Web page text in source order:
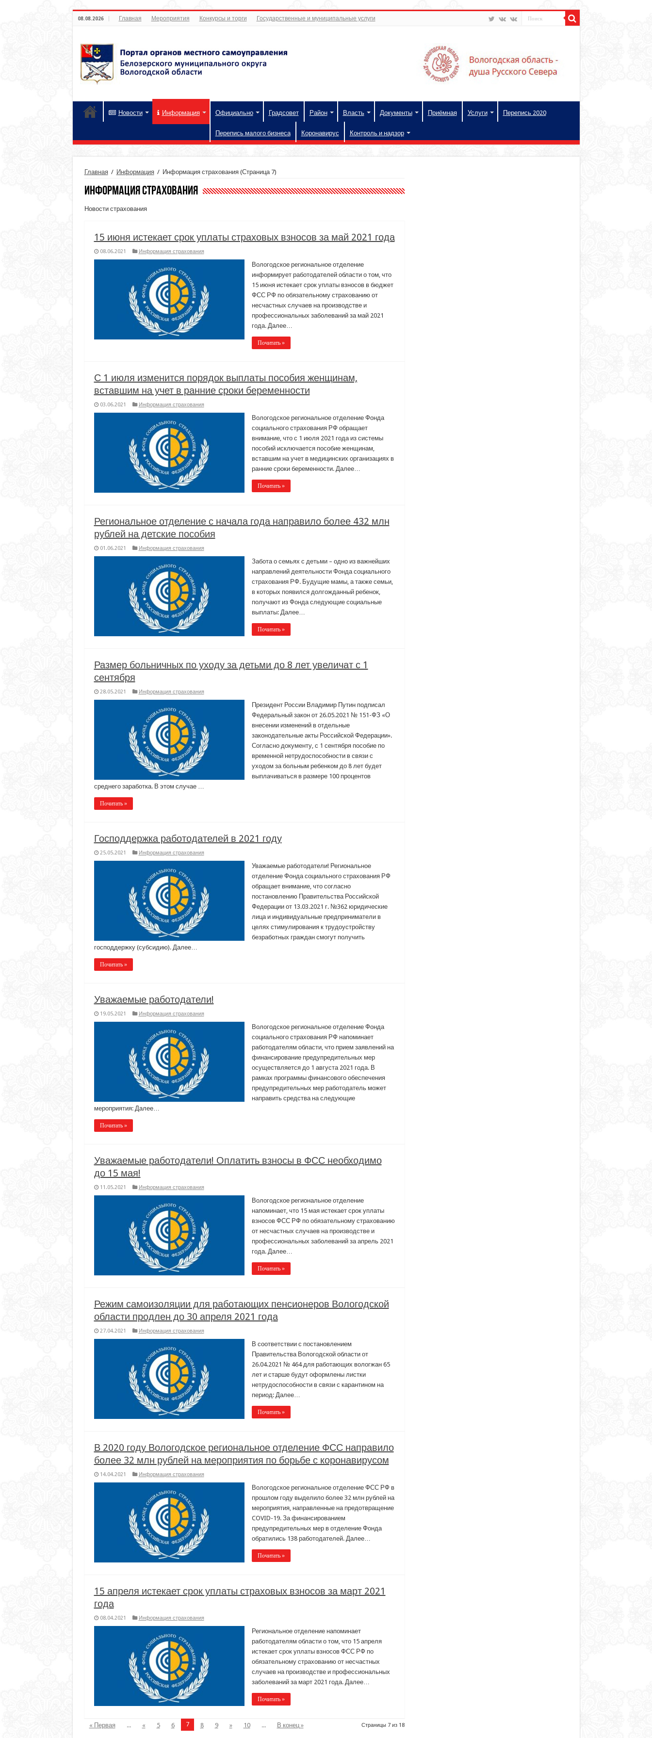
08.08.2026 Главная Мероприятия Конкурсы и торги Государственные и муниципальные услуги
Новости Информация Официально Градсовет Район Власть Документы Приёмная Услуги Перепись 2020
Перепись малого бизнеса Коронавирус Контроль и надзор
Главная / Информация / Информация страхования(Страница 7)
Информация страхования
Новости страхования
15 июня истекает срок уплаты страховых взносов за май 2021 года
08.06.2021 Информация страхования
Вологодское региональное отделение
информирует работодателей области о том, что
15 июня истекает срок уплаты взносов в бюджет
ФСС РФ по обязательному страхованию от
несчастных случаев на производстве и
профессиональных заболеваний за май 2021
года. Далее…
Почитать »
С 1 июля изменится порядок выплаты пособия женщинам,
вставшим на учет в ранние сроки беременности
03.06.2021 Информация страхования
Вологодское региональное отделение Фонда
социального страхования РФ обращает
внимание, что с 1 июля 2021 года из системы
пособий исключается пособие женщинам,
вставшим на учет в медицинских организациях в
ранние сроки беременности. Далее…
Почитать »
Региональное отделение с начала года направило более 432 млн
рублей на детские пособия
01.06.2021 Информация страхования
Забота о семьях с детьми – одно из важнейших
направлений деятельности Фонда социального
страхования РФ. Будущие мамы, а также семьи,
в которых появился долгожданный ребенок,
получают из Фонда следующие социальные
выплаты: Далее…
Почитать »
Размер больничных по уходу за детьми до 8 лет увеличат с 1
сентября
28.05.2021 Информация страхования
Президент России Владимир Путин подписал
Федеральный закон от 26.05.2021 № 151-ФЗ «О
внесении изменений в отдельные
законодательные акты Российской Федерации».
Согласно документу, с 1 сентября пособие по
временной нетрудоспособности в связи с
уходом за больным ребенком до 8 лет будет
выплачиваться в размере 100 процентов
среднего заработка. В этом случае …
Почитать »
Господдержка работодателей в 2021 году
25.05.2021 Информация страхования
Уважаемые работодатели! Региональное
отделение Фонда социального страхования РФ
обращает внимание, что согласно
постановлению Правительства Российской
Федерации от 13.03.2021 г. №362 юридические
лица и индивидуальные предприниматели в
целях стимулирования к трудоустройству
безработных граждан смогут получить
господдержку (субсидию). Далее…
Почитать »
Уважаемые работодатели!
19.05.2021 Информация страхования
Вологодское региональное отделение Фонда
социального страхования РФ напоминает
работодателям области, что прием заявлений на
финансирование предупредительных мер
осуществляется до 1 августа 2021 года. В
рамках программы финансового обеспечения
предупредительных мер работодатель может
направить средства на следующие
мероприятия: Далее…
Почитать »
Уважаемые работодатели! Оплатить взносы в ФСС необходимо
до 15 мая!
11.05.2021 Информация страхования
Вологодское региональное отделение
напоминает, что 15 мая истекает срок уплаты
взносов ФСС РФ по обязательному страхованию
от несчастных случаев на производстве и
профессиональных заболеваний за апрель 2021
года. Далее…
Почитать »
Режим самоизоляции для работающих пенсионеров Вологодской
области продлен до 30 апреля 2021 года
27.04.2021 Информация страхования
В соответствии с постановлением
Правительства Вологодской области от
26.04.2021 № 464 для работающих вологжан 65
лет и старше будут оформлены листки
нетрудоспособности в связи с карантином на
период: Далее…
Почитать »
В 2020 году Вологодское региональное отделение ФСС направило
более 32 млн рублей на мероприятия по борьбе с коронавирусом
14.04.2021 Информация страхования
Вологодское региональное отделение ФСС РФ в
прошлом году выделило более 32 млн рублей на
мероприятия, направленные на предотвращение
COVID-19. За финансированием
предупредительных мер в отделение Фонда
обратились 138 работодателей. Далее…
Почитать »
15 апреля истекает срок уплаты страховых взносов за март 2021
года
08.04.2021 Информация страхования
Региональное отделение напоминает
работодателям области о том, что 15 апреля
истекает срок уплаты взносов ФСС РФ по
обязательному страхованию от несчастных
случаев на производстве и профессиональных
заболеваний за март 2021 года. Далее…
Почитать »
Страницы 7 из 18
« Первая ... « 5 6 7 8 9 » 10 ... В конец »